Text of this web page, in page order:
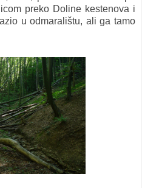
preko Doline kestenova i
u odmaralištu, ali ga tamo